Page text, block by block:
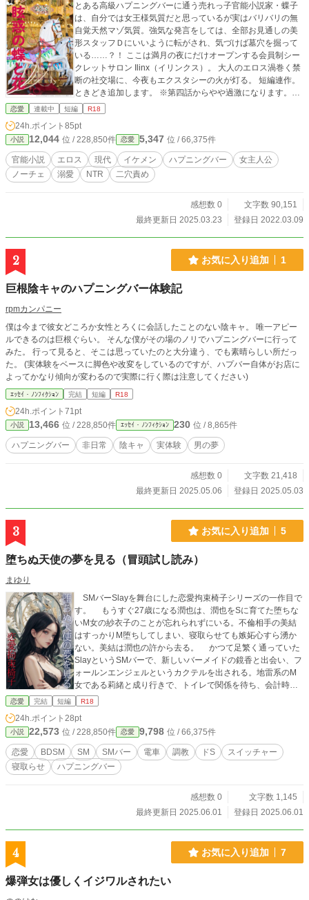
とある高級ハプニングバーに通う売れっ子官能小説家・蝶子
は、自分では女王様気質だと思っているが実はバリバリの無
自覚天然マゾ気質。強気な発言をしては、全部お見通しの美
形スタッフＤにいいように転がされ、気づけば墓穴を掘って
いる……？！ ここは満月の夜にだけオープンする会員制シー
クレットサロン Ilinx（イリンクス）。 大人のエロス渦巻く禁
断の社交場に、今夜もエクスタシーの火が灯る。 短編連作。
ときどき追加します。 ※第四話からやや過激になります。NT
R要素も加わります。 ※第六話・七話はアナル有。
恋愛 連載中 短編 R18
24h.ポイント 85pt
小説 12,044 位 / 228,850件 恋愛 5,347 位 / 66,375件
官能小説 エロス 現代 イケメン ハプニングバー
女主人公
ノーチェ
溺愛 NTR 二穴責め
感想数 0
文字数 90,151
最終更新日 2025.03.23
登録日 2022.03.09
2 お気に入り追加 1
巨根陰キャのハプニングバー体験記
rpmカンパニー
僕は今まで彼女どころか女性とろくに会話したことのない陰キャ。 唯一アピー
ルできるのは巨根ぐらい。 そんな僕がその場のノリでハプニングバーに行って
みた。 行って見ると、そこは思っていたのと大分違う、でも素晴らしい所だっ
た。 (実体験をベースに脚色や改変をしているのですが、ハプバー自体がお店に
よってかなり傾向が変わるので実際に行く際は注意してください)
ｴｯｾｲ・ﾉﾝﾌｨｸｼｮﾝ 完結 短編 R18
24h.ポイント 71pt
小説 13,466 位 / 228,850件 ｴｯｾｲ・ﾉﾝﾌｨｸｼｮﾝ 230 位 / 8,865件
ハプニングバー 非日常 陰キャ 実体験 男の夢
感想数 0
文字数 21,418
最終更新日 2025.05.06
登録日 2025.05.03
3 お気に入り追加 5
堕ちぬ天使の夢を見る（冒頭試し読み）
まゆり
SMバーSlayを舞台にした恋愛拘束椅子シリーズの一作目で
す。 もうすぐ27歳になる潤也は、潤也をSに育てた堕ちな
いM女の紗衣子のことが忘れられずにいる。不倫相手の美結
はすっかりM堕ちしてしまい、寝取らせても嫉妬心すら湧か
ない。美結は潤也の許から去る。 かつて足繁く通っていた
SlayというSMバーで、新しいバーメイドの鏡香と出会い、フ
ォールンエンジェルというカクテルを出される。地雷系のM
女である莉緒と成り行きで、トイレで関係を待ち、会計時に
潤也のようなガキは大嫌いと鏡香に言われ、鏡香のことが気
に呼び出される。美結の変わり果てた姿にショックを受けた
潤也は酩酊した状態でSlayに行き、翌朝、鏡香の家で目を覚
ますのだが……。 キンドル電子書籍の冒頭部分の試し読み
です。 ※ 嬉しいお知らせがあります。（8月限定）今すぐ
プロフから、Pictspaceか、noteを見てみてください！ プロ
ていただきますと、私の主宰するレーベルである『耽溺Novel
s』の全作品のリストが出てきます。 関連作品『見えない
に』（冒頭試し読みを掲載） 『女王様と呼ばない
恋愛 完結 短編 R18
24h.ポイント 28pt
小説 22,573 位 / 228,850件 恋愛 9,798 位 / 66,375件
恋愛 BDSM SM SMバー 電車 調教 ドS
スイッチャー
寝取らせ
ハプニングバー
感想数 0
文字数 1,145
最終更新日 2025.06.01
登録日 2025.06.01
4 お気に入り追加 7
爆弾女は優しくイジワルされたい